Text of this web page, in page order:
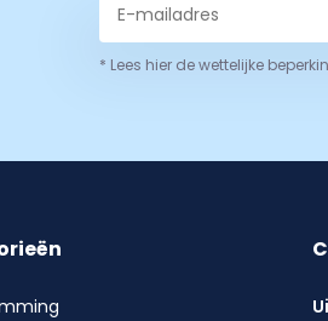
* Lees hier de wettelijke